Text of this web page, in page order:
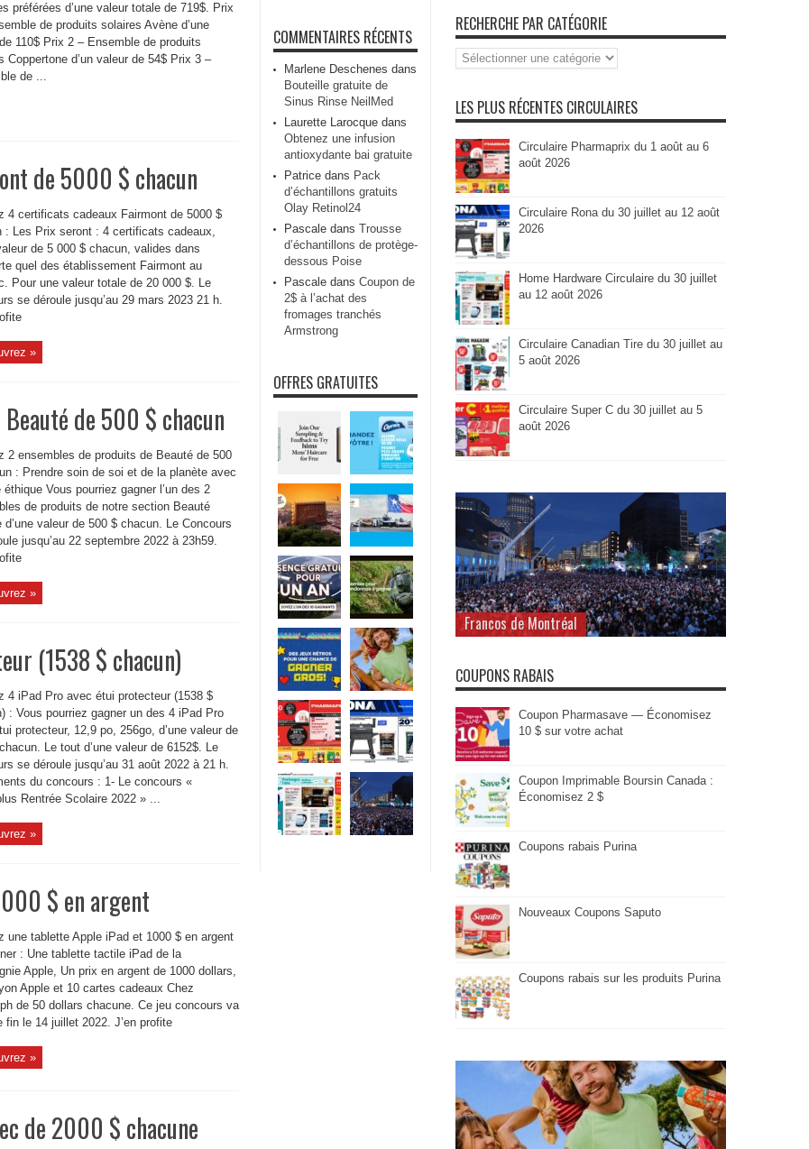
préférées d’une valeur totale de 719$. Prix
de produits solaires Avène d’une
110$ Prix 2 – Ensemble de produits
Coppertone d’un valeur de 54$ Prix 3 –
de ...
de 5000 $ chacun
4 certificats cadeaux Fairmont de 5000 $
: Les Prix seront : 4 certificats cadeaux,
de 5 000 $ chacun, valides dans
quel des établissement Fairmont au
Pour une valeur totale de 20 000 $. Le
se déroule jusqu’au 29 mars 2023 21 h.
»
de 500 $ chacun
2 ensembles de produits de Beauté de 500
: Prendre soin de soi et de la planète avec
éthique Vous pourriez gagner l’un des 2
de produits de notre section Beauté
d’une valeur de 500 $ chacun. Le Concours
jusqu’au 22 septembre 2022 à 23h59.
»
(1538 $ chacun)
4 iPad Pro avec étui protecteur (1538 $
: Vous pourriez gagner un des 4 iPad Pro
protecteur, 12,9 po, 256go, d’une valeur de
Le tout d’une valeur de 6152$. Le
se déroule jusqu’au 31 août 2022 à 21 h.
du concours : 1- Le concours «
Rentrée Scolaire 2022 » ...
»
$ en argent
une tablette Apple iPad et 1000 $ en argent
: Une tablette tactile iPad de la
Apple, Un prix en argent de 1000 dollars,
Apple et 10 cartes cadeaux Chez
de 50 dollars chacune. Ce jeu concours va
fin le 14 juillet 2022. J’en profite
»
de 2000 $ chacune
COMMENTAIRES RÉCENTS
Marlene Deschenes dans
Bouteille gratuite de
Sinus Rinse NeilMed
Laurette Larocque dans
Obtenez une infusion
antioxydante bai gratuite
Patrice dans Pack
d’échantillons gratuits
Olay Retinol24
Pascale dans Trousse
d’échantillons de protège-
dessous Poise
Pascale dans Coupon de
2$ à l’achat des
fromages tranchés
Armstrong
OFFRES GRATUITES
RECHERCHE PAR CATÉGORIE
Recherche
par
LES PLUS RÉCENTES CIRCULAIRES
Circulaire Pharmaprix du 1 août au 6
août 2026
Circulaire Rona du 30 juillet au 12 août
2026
Home Hardware Circulaire du 30 juillet
au 12 août 2026
Circulaire Canadian Tire du 30 juillet au
5 août 2026
Circulaire Super C du 30 juillet au 5
août 2026
Francos de Montréal
COUPONS RABAIS
Coupon Pharmasave — Économisez
10 $ sur votre achat
Coupon Imprimable Boursin Canada :
Économisez 2 $
Coupons rabais Purina
Nouveaux Coupons Saputo
Coupons rabais sur les produits Purina